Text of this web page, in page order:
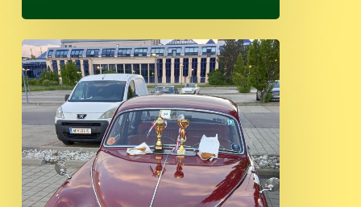
JDOST-
Teilnehmer
bei
der
Mödling
Classic
2025